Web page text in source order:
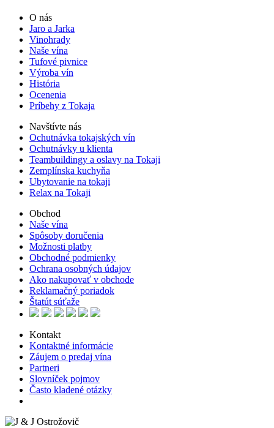
O nás
Jaro a Jarka
Vinohrady
Naše vína
Tufové pivnice
Výroba vín
História
Ocenenia
Príbehy z Tokaja
Navštívte nás
Ochutnávka tokajských vín
Ochutnávky u klienta
Teambuildingy a oslavy na Tokaji
Zemplínska kuchyňa
Ubytovanie na tokaji
Relax na Tokaji
Obchod
Naše vína
Spôsoby doručenia
Možnosti platby
Obchodné podmienky
Ochrana osobných údajov
Ako nakupovať v obchode
Reklamačný poriadok
Štatút súťaže
Kontakt
Kontaktné informácie
Záujem o predaj vína
Partneri
Slovníček pojmov
Často kladené otázky